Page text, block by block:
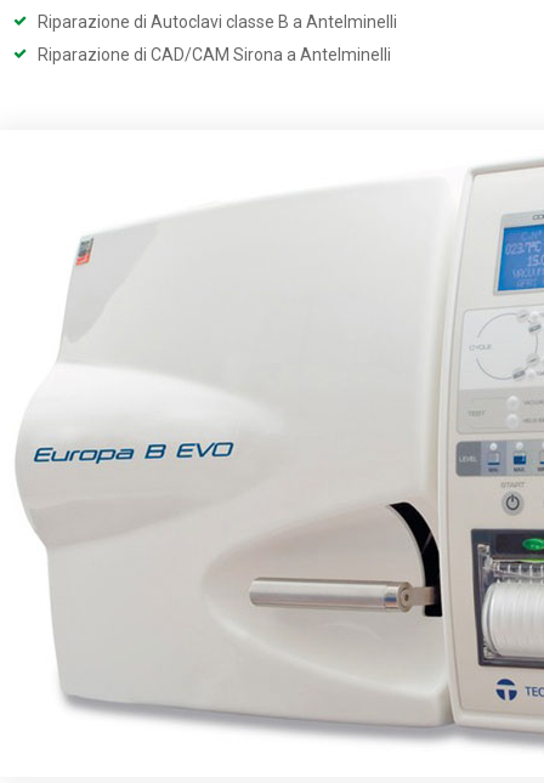
Riparazione di Autoclavi classe B a Antelminelli
Riparazione di CAD/CAM Sirona a Antelminelli